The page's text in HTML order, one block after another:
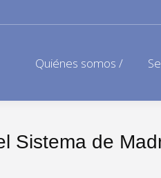
Quiénes somos /
Sistema de